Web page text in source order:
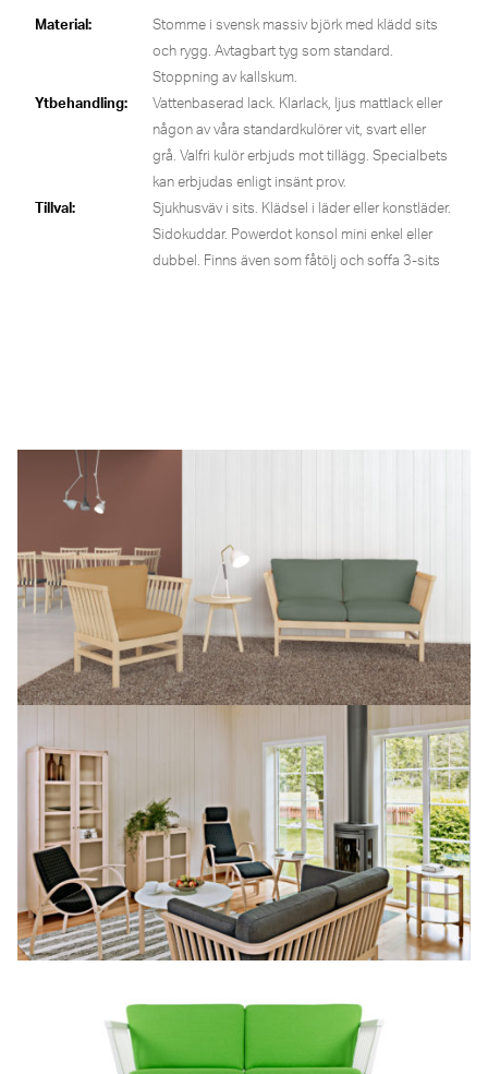
Material:
Stomme i svensk massiv björk med klädd sits
och rygg. Avtagbart tyg som standard.
Stoppning av kallskum.
Ytbehandling:
Vattenbaserad lack. Klarlack, ljus mattlack eller
någon av våra standardkulörer vit, svart eller
grå. Valfri kulör erbjuds mot tillägg. Specialbets
kan erbjudas enligt insänt prov.
Tillval:
Sjukhusväv i sits. Klädsel i läder eller konstläder.
Sidokuddar. Powerdot konsol mini enkel eller
dubbel. Finns även som fåtölj och soffa 3-sits